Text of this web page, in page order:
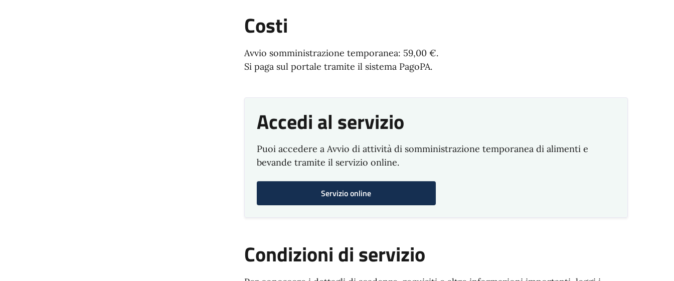
Costi
Avvio somministrazione temporanea: 59,00 €.
Si paga sul portale tramite il sistema PagoPA.
Accedi al servizio
Puoi accedere a Avvio di attività di somministrazione temporanea di alimenti e
bevande tramite il servizio online.
Servizio online
Condizioni di servizio